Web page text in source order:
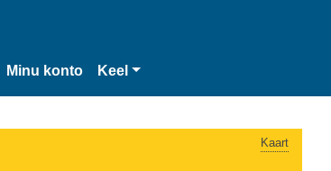
Minu konto Keel
Kaart